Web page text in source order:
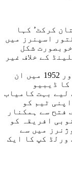
کرکٹ’ کہا
اسپنرز میں
شکل
کے خلاف غیر
تقسیم کے بعد، وہ پاکستان چلے گئے اور 1952 میں ان
ڈیبیو
لیے بہت کامیاب
اپنی ٹیم کو
فتح سے ہمکنار
افریقہ کو
میں سے
1996 میں کرکٹ ورلڈ کپ کا ایک